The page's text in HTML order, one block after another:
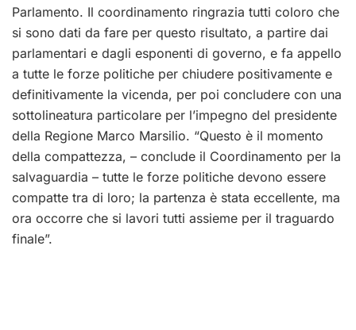
Parlamento. Il coordinamento ringrazia tutti coloro che
si sono dati da fare per questo risultato, a partire dai
parlamentari e dagli esponenti di governo, e fa appello
a tutte le forze politiche per chiudere positivamente e
definitivamente la vicenda, per poi concludere con una
sottolineatura particolare per l’impegno del presidente
della Regione Marco Marsilio. “Questo è il momento
della compattezza, – conclude il Coordinamento per la
salvaguardia – tutte le forze politiche devono essere
compatte tra di loro; la partenza è stata eccellente, ma
ora occorre che si lavori tutti assieme per il traguardo
finale”.